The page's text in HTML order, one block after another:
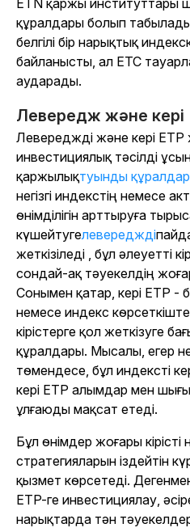
ETN қаржы институттары
құралдары болып табылады
белгілі бір нарықтық
байланысты, ал ETC
аударады.
Левередж және кері
Левереджді және кері ETP
инвестициялық тәсілді
қаржылықтуынды
негізгі индекстің немесе
өнімділігін арттыруға
күшейтугелевереджді
жеткізіледі , бұл әлеуетті
сондай-ақ тәуекелдің
Сонымен қатар, кері ETP -
немесе индекс
кірістерге қол жеткізуге
құралдары. Мысалы, егер
төмендесе, бұл индексті
кері ETP алымдар мен
ұлғаюды мақсат етеді.
Бұл өнімдер жоғары
стратегияларын іздейтін
қызмет көрсетеді.
ETP-ге инвестициялау,
нарықтарда тән